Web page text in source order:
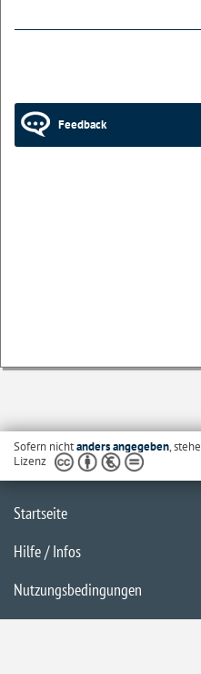
Feedback
Sofern nichtanders angegeben,
Lizenz
Startseite
Hilfe / Infos
Nutzungsbedingungen